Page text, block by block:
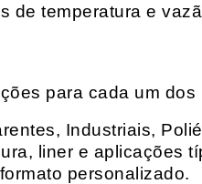
de temperatura e
para cada um dos
Industriais,
liner e aplicações
personalizado.